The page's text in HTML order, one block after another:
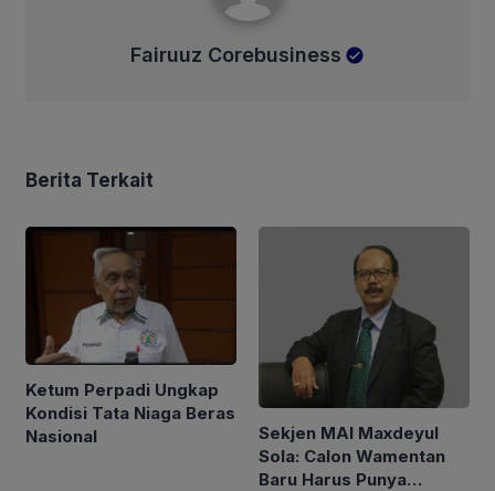
Fairuuz Corebusiness
Berita Terkait
Ketum Perpadi Ungkap
Kondisi Tata Niaga Beras
Nasional
Sekjen MAI Maxdeyul
Sola: Calon Wamentan
Baru Harus Punya